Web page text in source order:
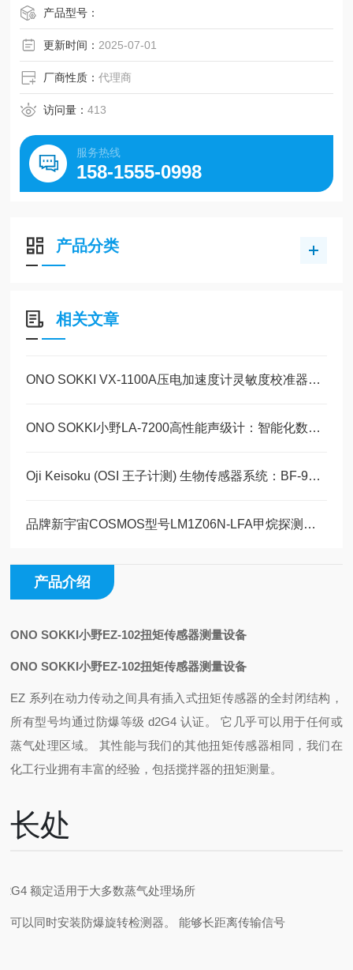
产品型号：
更新时间： 2025-07-01
厂商性质：代理商
访问量：413
服务热线
158-1555-0998
产品分类
相关文章
ONO SOKKI VX-1100A压电加速度计灵敏度校准器：现场校准的技术实现与应用
ONO SOKKI小野LA-7200高性能声级计：智能化数据采集与实时分析技术的融合
Oji Keisoku (OSI 王子计测) 生物传感器系统：BF-9D + BF-48AS仪器文献
品牌新宇宙COSMOS型号LM1Z06N-LFA甲烷探测器研究
产品介绍
ONO SOKKI小野EZ-102扭矩传感器测量设备
ONO SOKKI小野EZ-102扭矩传感器测量设备
EZ 系列在动力传动之间具有插入式扭矩传感器的全封闭结构，
所有型号均通过防爆等级 d2G4 认证。 它几乎可以用于任何或
蒸气处理区域。 其性能与我们的其他扭矩传感器相同，我们在
化工行业拥有丰富的经验，包括搅拌器的扭矩测量。
长处
额定适用于大多数蒸气处理场所
可以同时安装防爆旋转检测器。 能够长距离传输信号